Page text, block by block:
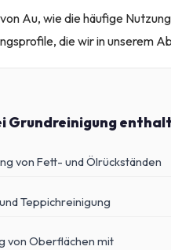
Au, wie die häufige
die wir in unserem
Grundreinigung
von Fett- und Ölrückständen
Teppichreinigung
von Oberflächen mit